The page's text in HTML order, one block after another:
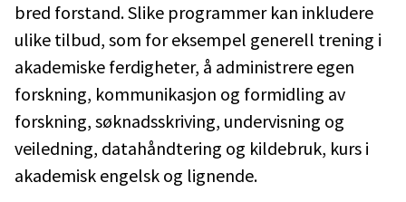
bred forstand. Slike programmer kan inkludere
ulike tilbud, som for eksempel generell trening i
akademiske ferdigheter, å administrere egen
forskning, kommunikasjon og formidling av
forskning, søknadsskriving, undervisning og
veiledning, datahåndtering og kildebruk, kurs i
akademisk engelsk og lignende.